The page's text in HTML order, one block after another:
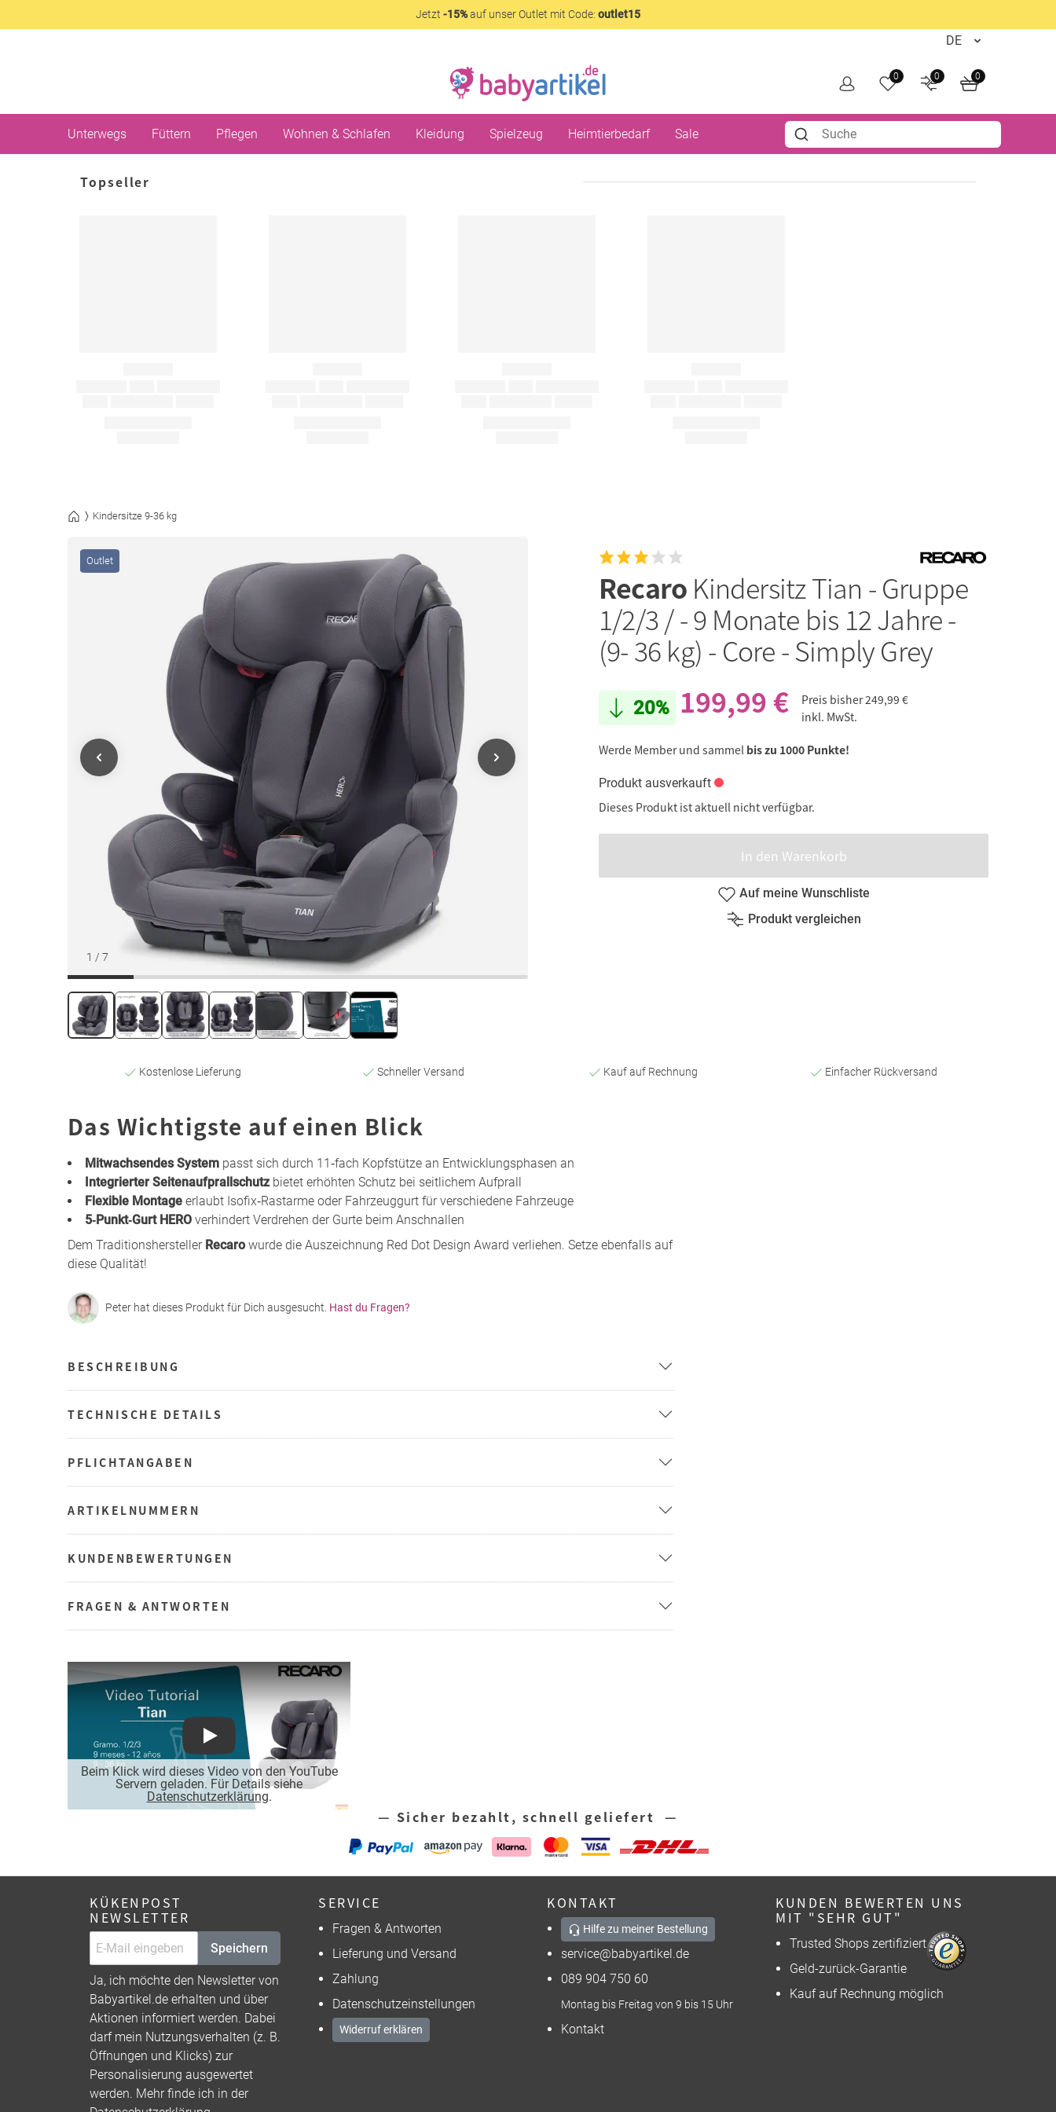
Jetzt -15%auf unser Outlet mit Code: outlet15
0 0 0
Unterwegs Füttern Pflegen Wohnen & Schlafen Kleidung Spielzeug Heimtierbedarf Sale
Topseller
Kindersitze 9-36 kg
1 / 7
Outlet
Recaro Kindersitz Tian - Gruppe
1/2/3 / - 9 Monate bis 12 Jahre -
(9- 36 kg) - Core - Simply Grey
20% 199,99 € Preis bisher249,99 €
inkl. MwSt.
Werde Member und sammel bis zu 1000 Punkte!
Produkt ausverkauft
Dieses Produkt ist aktuell nicht verfügbar.
In den Warenkorb
Auf meine Wunschliste
Produkt vergleichen
Kostenlose Lieferung Schneller Versand Kauf auf Rechnung Einfacher Rückversand
Das Wichtigste auf einen Blick
Mitwachsendes System passt sich durch 11‑fach Kopfstütze an Entwicklungsphasen an
Integrierter Seitenaufprallschutzbietet erhöhten Schutz bei seitlichem Aufprall
Flexible Montage erlaubt Isofix‑Rastarme oder Fahrzeuggurt für verschiedene Fahrzeuge
5‑Punkt‑Gurt HERO verhindert Verdrehen der Gurte beim Anschnallen
Dem Traditionshersteller Recaro wurde die Auszeichnung Red Dot Design Award verliehen. Setze ebenfalls auf
diese Qualität!
Peter hat dieses Produkt für Dich ausgesucht. Hast du Fragen?
BESCHREIBUNG
TECHNISCHE DETAILS
PFLICHTANGABEN
ARTIKELNUMMERN
KUNDENBEWERTUNGEN
FRAGEN & ANTWORTEN
Beim Klick wird dieses Video von den YouTube
Servern geladen. Für Details siehe
Datenschutzerklärung.
Play
— Sicher bezahlt, schnell geliefert —
KÜKENPOST
NEWSLETTER
Speichern
Ja, ich möchte den Newsletter von
Babyartikel.de erhalten und über
Aktionen informiert werden. Dabei
darf mein Nutzungsverhalten (z. B.
Öffnungen und Klicks) zur
Personalisierung ausgewertet
werden. Mehr finde ich in der
SERVICE
Fragen & Antworten
Lieferung und Versand
Zahlung
Datenschutzeinstellungen
Widerruf erklären
KONTAKT
Hilfe zu meiner Bestellung
service@babyartikel.de
089 904 750 60
Montag bis Freitag von 9 bis 15 Uhr
Kontakt
KUNDEN BEWERTEN UNS
MIT "SEHR GUT"
Trusted Shops zertifiziert
Geld-zurück-Garantie
Kauf auf Rechnung möglich